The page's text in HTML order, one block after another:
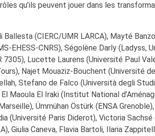
qu’ils peuvent jouer dans les
Ballesta (CIERC/UMR LARCA), Mayté
EHESS-CNRS), Ségolène Darly (Ladyss,
7305), Lucette Laurens (Université Paul
Najet Mouaziz-Bouchent (Université
Stefano de Falco (Università degli
Maoula El Iraki (Institut National
Ümmühan Östürk (ENSA
(Université Paris Diderot), Victoria
Giulia Caneva, Flavia Bartoli, Ilaria